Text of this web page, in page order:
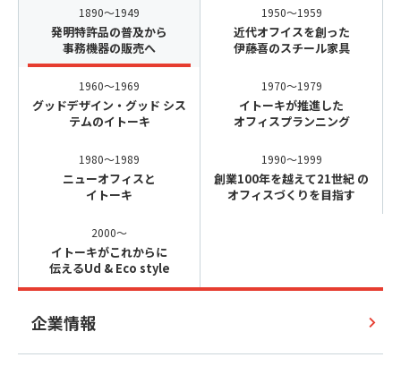
1890～1949
発明特許品の普及から
事務機器の販売へ
1950～1959
近代オフイスを創った
伊藤喜のスチール家具
1960～1969
グッドデザイン・グッド
テムのイトーキ
1970～1979
イトーキが推進した
オフィスプランニング
1980～1989
ニューオフィスと
イトーキ
1990～1999
創業100年を越えて21世紀
オフィスづくりを目指す
2000～
イトーキがこれからに
伝えるUd & Eco style
企業情報